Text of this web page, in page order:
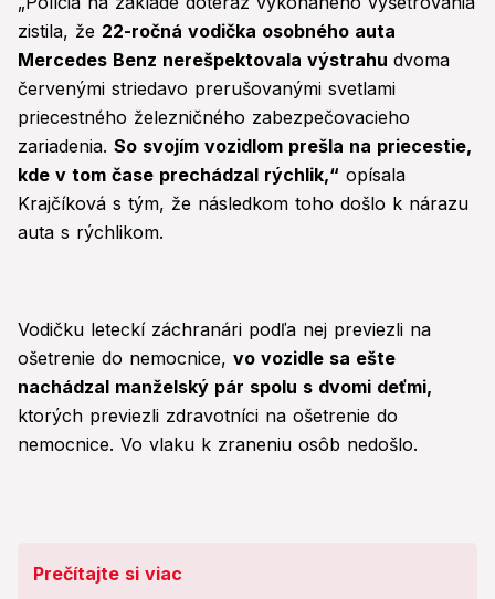
zistila, že 22-ročná vodička osobného auta
Mercedes Benz nerešpektovala výstrahu dvoma
červenými striedavo prerušovanými svetlami
priecestného železničného zabezpečovacieho
zariadenia. So svojím vozidlom prešla na priecestie,
kde v tom čase prechádzal rýchlik,“ opísala
Krajčíková s tým, že následkom toho došlo k nárazu
auta s rýchlikom.
Vodičku leteckí záchranári podľa nej previezli na
ošetrenie do nemocnice, vo vozidle sa ešte
nachádzal manželský pár spolu s dvomi deťmi,
ktorých previezli zdravotníci na ošetrenie do
nemocnice. Vo vlaku k zraneniu osôb nedošlo.
Prečítajte si viac